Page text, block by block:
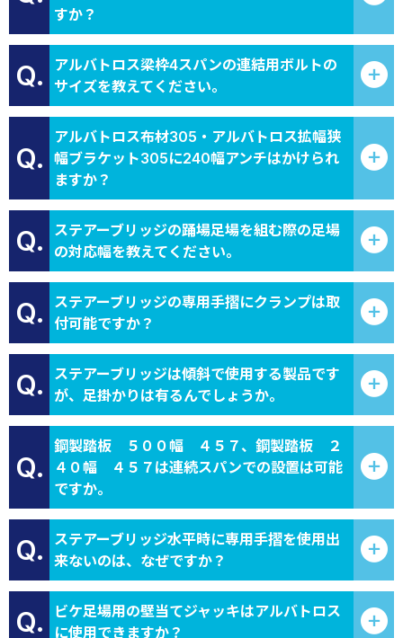
すか？
Q.
アルバトロス梁枠4スパンの連結用ボルトの
サイズを教えてください。
Q.
アルバトロス布材305・アルバトロス拡幅狭
幅ブラケット305に240幅アンチはかけられ
ますか？
Q.
ステアーブリッジの踊場足場を組む際の足場
の対応幅を教えてください。
Q.
ステアーブリッジの専用手摺にクランプは取
付可能ですか？
Q.
ステアーブリッジは傾斜で使用する製品です
が、足掛かりは有るんでしょうか。
Q.
鋼製踏板 ５００幅 ４５７、鋼製踏板 ２
４０幅 ４５７は連続スパンでの設置は可能
ですか。
Q.
ステアーブリッジ水平時に専用手摺を使用出
来ないのは、なぜですか？
Q.
ビケ足場用の壁当てジャッキはアルバトロス
に使用できますか？